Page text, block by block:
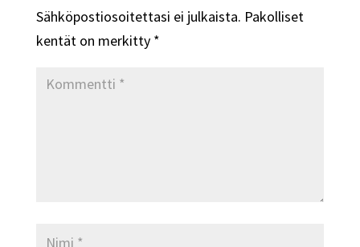
Sähköpostiosoitettasi ei julkaista. Pakolliset
kentät on merkitty *